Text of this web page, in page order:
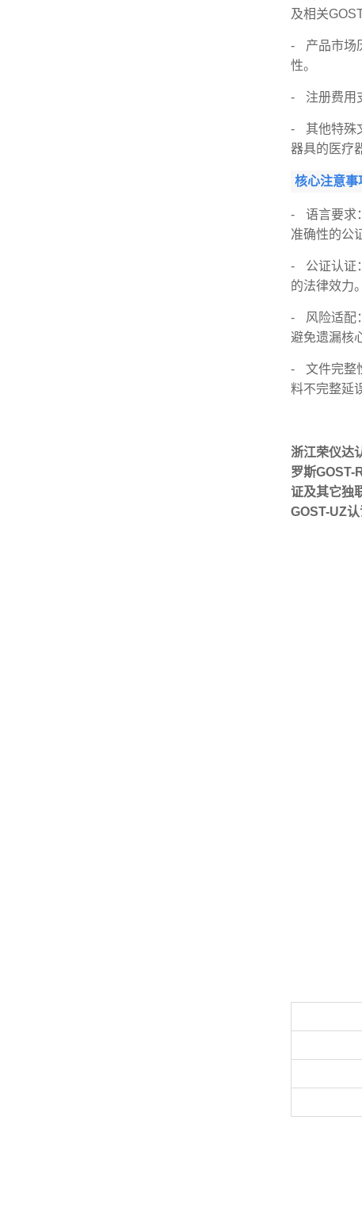
及相关
- 产品市场
性。
- 注册费用
- 其他特殊
器具的医疗
核心注意事
- 语言要求
准确性的公
- 公证认证
的法律效力。
- 风险适配
避免遗漏核
- 文件完整
料不完整延
浙江荣仪达
罗斯GOST-
证及其它独
GOST-UZ